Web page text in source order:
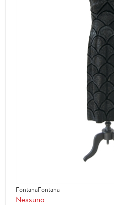
FontanaFontana
Nessuno